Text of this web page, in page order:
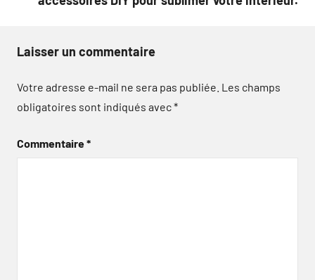
Laisser un commentaire
Votre adresse e-mail ne sera pas publiée. Les champs
obligatoires sont indiqués avec*
Commentaire*